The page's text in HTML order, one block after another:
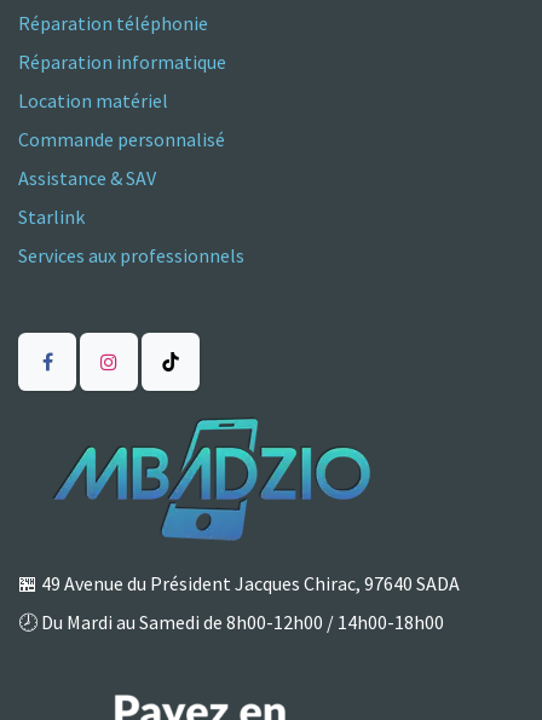
Réparation téléphonie
Réparation informatique
Location matériel
Commande personnalisé
Assistance & SAV
Starlink
Services aux professionnels
🏪 49 Avenue du Président Jacques Chirac, 97640 SADA
🕗 Du Mardi au Samedi de 8h00-12h00 / 14h00-18h00